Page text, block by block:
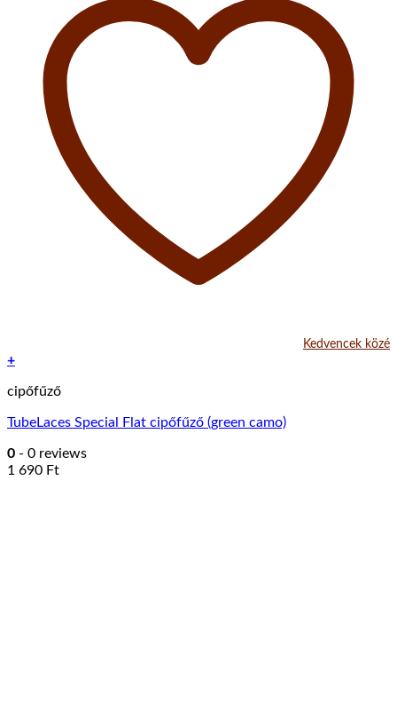
Kedvencek közé
+
cipőfűző
TubeLaces Special Flat cipőfűző (green camo)
0 - 0 reviews
1 690 Ft